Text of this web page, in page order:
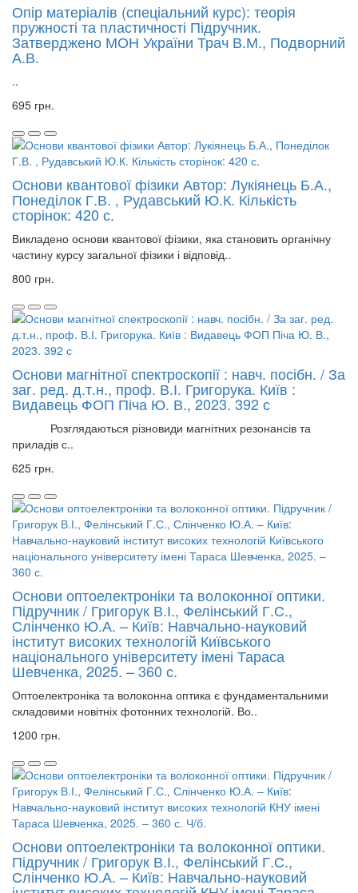
Опір матеріалів (спеціальний курс): теорія
пружності та пластичності Підручник.
Затверджено МОН України Трач В.М., Подворний
А.В.
..
695 грн.
Основи квантової фізики Автор: Лукіянець Б.А.,
Понеділок Г.В. , Рудавський Ю.К. Кількість
сторінок: 420 с.
Викладено основи квантової фізики, яка становить органічну
частину курсу загальної фізики і відповід..
800 грн.
Основи магнітної спектроскопії : навч. посібн. / За
заг. ред. д.т.н., проф. В.І. Григорука. Київ :
Видавець ФОП Піча Ю. В., 2023. 392 с
Розглядаються різновиди магнітних резонансів та
приладів с..
625 грн.
Основи оптоелектроніки та волоконної оптики.
Підручник / Григорук В.І., Фелінський Г.С.,
Слінченко Ю.А. – Київ: Навчально-науковий
інститут високих технологій Київського
національного університету імені Тараса
Шевченка, 2025. – 360 с.
Оптоелектроніка та волоконна оптика є фундаментальними
складовими новітніх фотонних технологій. Во..
1200 грн.
Основи оптоелектроніки та волоконної оптики.
Підручник / Григорук В.І., Фелінський Г.С.,
Слінченко Ю.А. – Київ: Навчально-науковий